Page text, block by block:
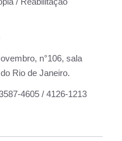
n°106, sala
Rio de Janeiro.
4605 / 4126-1213